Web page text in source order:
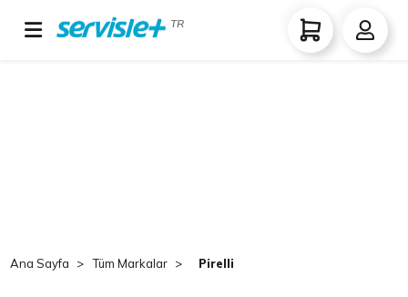
TR
Ana Sayfa Tüm Markalar Pirelli